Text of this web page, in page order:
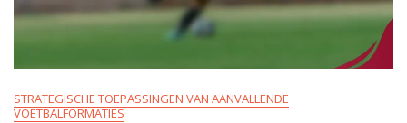
STRATEGISCHE TOEPASSINGEN VAN AANVALLENDE
VOETBALFORMATIES